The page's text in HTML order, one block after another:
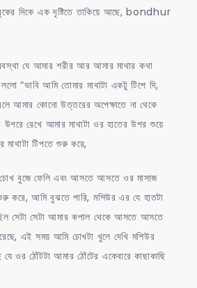
দিকে এক দৃষ্টিতে তাকিয়ে আছে, bondhur
যে আমার শরীর আর আমার মাথার কথা
“ভাবি আমি তোমার মাথাটা একটু টিপে দি,
আমার কোনো উত্তরের অপেক্ষাতে না থেকে
উপরে রেখে আমার মাথাটা ওর হাতের উপর শুয়ে
মাথাটা টিপতে শুরু করে,
চোখ বুজে ফেলি এবং আসতে আসতে ওর মাসাজ
করে, আমি বুঝতে পারি, মশিউর এর যে হাতটা
সেটা সেটা আমার কপাল থেকে আসতে আসতে
এই সময় আমি চোখটা খুলে দেখি মশিউর
ওর ঠোঁটটা আমার ঠোঁটের একেবারে কাছাকাছি